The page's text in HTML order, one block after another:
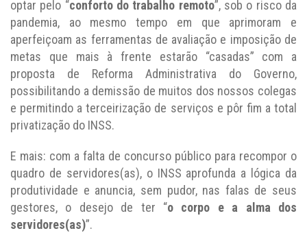
optar pelo “conforto do trabalho remoto”, sob o risco da
pandemia, ao mesmo tempo em que aprimoram e
aperfeiçoam as ferramentas de avaliação e imposição de
metas que mais à frente estarão “casadas” com a
proposta de Reforma Administrativa do Governo,
possibilitando a demissão de muitos dos nossos colegas
e permitindo a terceirização de serviços e pôr fim a total
privatização do INSS.
E mais: com a falta de concurso público para recompor o
quadro de servidores(as), o INSS aprofunda a lógica da
produtividade e anuncia, sem pudor, nas falas de seus
gestores, o desejo de ter “o corpo e a alma dos
servidores(as)”.